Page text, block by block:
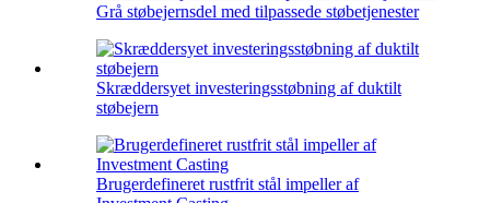
Grå støbejernsdel med tilpassede støbetjenester
Skræddersyet investeringsstøbning af duktilt
støbejern
Brugerdefineret rustfrit stål impeller af